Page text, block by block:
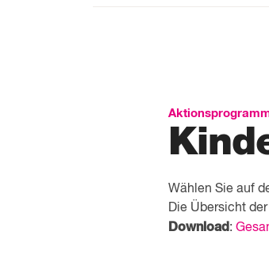
Wählen Sie auf
Die Übersicht
Download :